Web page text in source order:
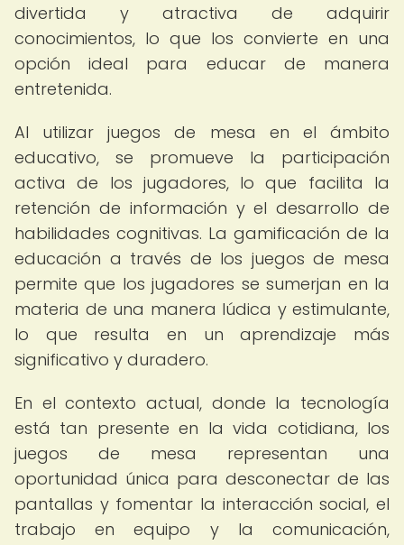
divertida y atractiva de adquirir
conocimientos, lo que los convierte en una
opción ideal para educar de manera
entretenida.
Al utilizar juegos de mesa en el ámbito
educativo, se promueve la participación
activa de los jugadores, lo que facilita la
retención de información y el desarrollo de
habilidades cognitivas. La gamificación de la
educación a través de los juegos de mesa
permite que los jugadores se sumerjan en la
materia de una manera lúdica y estimulante,
lo que resulta en un aprendizaje más
significativo y duradero.
En el contexto actual, donde la tecnología
está tan presente en la vida cotidiana, los
juegos de mesa representan una
oportunidad única para desconectar de las
pantallas y fomentar la interacción social, el
trabajo en equipo y la comunicación,